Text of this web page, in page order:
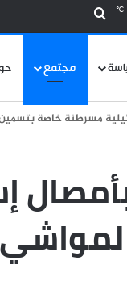
℃ بحث عن
مجتمع
مسرطنة خاصة